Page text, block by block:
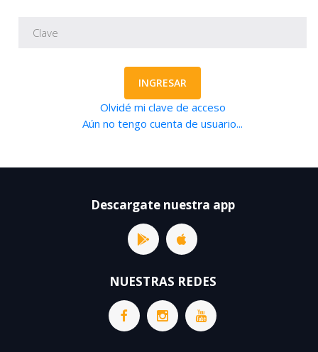
INGRESAR
Olvidé mi clave de acceso
Aún no tengo cuenta de usuario...
Descargate nuestra app
NUESTRAS REDES